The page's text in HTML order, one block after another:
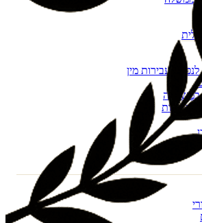
עבירות מין
במשפחה